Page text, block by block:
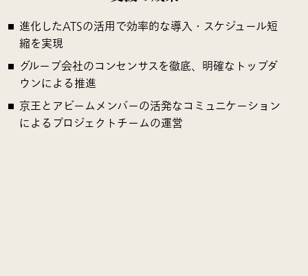
進化したATSの活用で効率的な導入・スケジュール短
縮を実現
グループ会社のコンセンサスを徹底、明確なトップダ
ウンによる推進
京王とアビームメンバーの活発なコミュニケーション
によるプロジェクトチームの運営